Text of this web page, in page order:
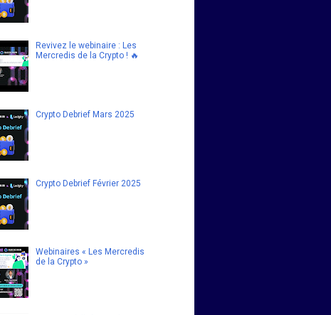
Revivez le webinaire : Les
Mercredis de la Crypto ! 🔥
Crypto Debrief Mars 2025
Crypto Debrief Février 2025
Webinaires « Les Mercredis
de la Crypto »